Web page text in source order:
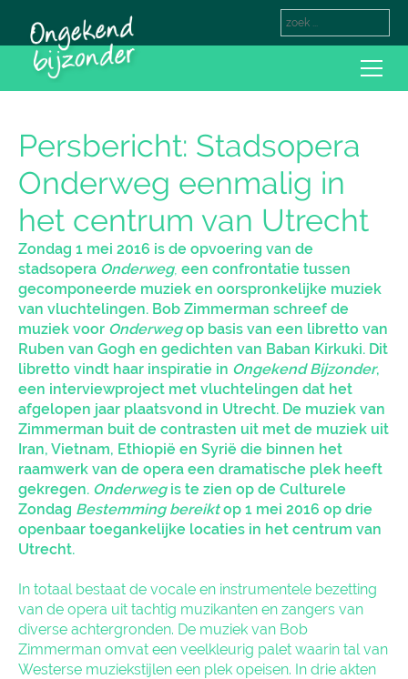
Persbericht: Stadsopera
Onderweg eenmalig in
het centrum van Utrecht
Zondag 1 mei 2016 is de opvoering van de
stadsopera Onderweg, een confrontatie tussen
gecomponeerde muziek en oorspronkelijke muziek
van vluchtelingen. Bob Zimmerman schreef de
muziek voor Onderwegop basis van een libretto van
Ruben van Gogh en gedichten van Baban Kirkuki. Dit
libretto vindt haar inspiratie in Ongekend Bijzonder,
een interviewproject met vluchtelingen dat het
afgelopen jaar plaatsvond in Utrecht. De muziek van
Zimmerman buit de contrasten uit met de muziek uit
Iran, Vietnam, Ethiopië en Syrië die binnen het
raamwerk van de opera een dramatische plek heeft
gekregen. Onderwegis te zien op de Culturele
Zondag Bestemming bereiktop 1 mei 2016 op drie
openbaar toegankelijke locaties in het centrum van
Utrecht.
In totaal bestaat de vocale en instrumentele bezetting
van de opera uit tachtig muzikanten en zangers van
diverse achtergronden. De muziek van Bob
Zimmerman omvat een veelkleurig palet waarin tal van
Westerse muziekstijlen een plek opeisen. In drie akten